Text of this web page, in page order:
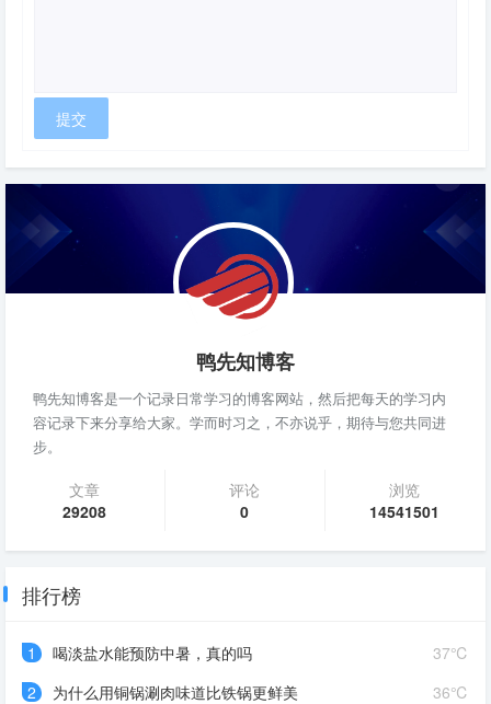
鸭先知博客
鸭先知博客是一个记录日常学习的博客网站，然后把每天的学习内
容记录下来分享给大家。学而时习之，不亦说乎，期待与您共同进
步。
文章
29208
评论
0
浏览
14541501
排行榜
37℃
1
喝淡盐水能预防中暑，真的吗
36℃
2
为什么用铜锅涮肉味道比铁锅更鲜美